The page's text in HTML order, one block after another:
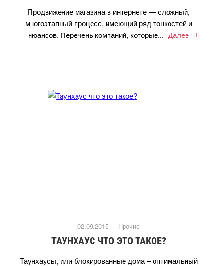
Продвижение магазина в интернете — сложный,
многоэтапный процесс, имеющий ряд тонкостей и
нюансов. Перечень компаний, которые... Далее
02.09.2015 · Прочие
ТАУНХАУС ЧТО ЭТО ТАКОЕ?
Таунхаусы, или блокированные дома – оптимальный